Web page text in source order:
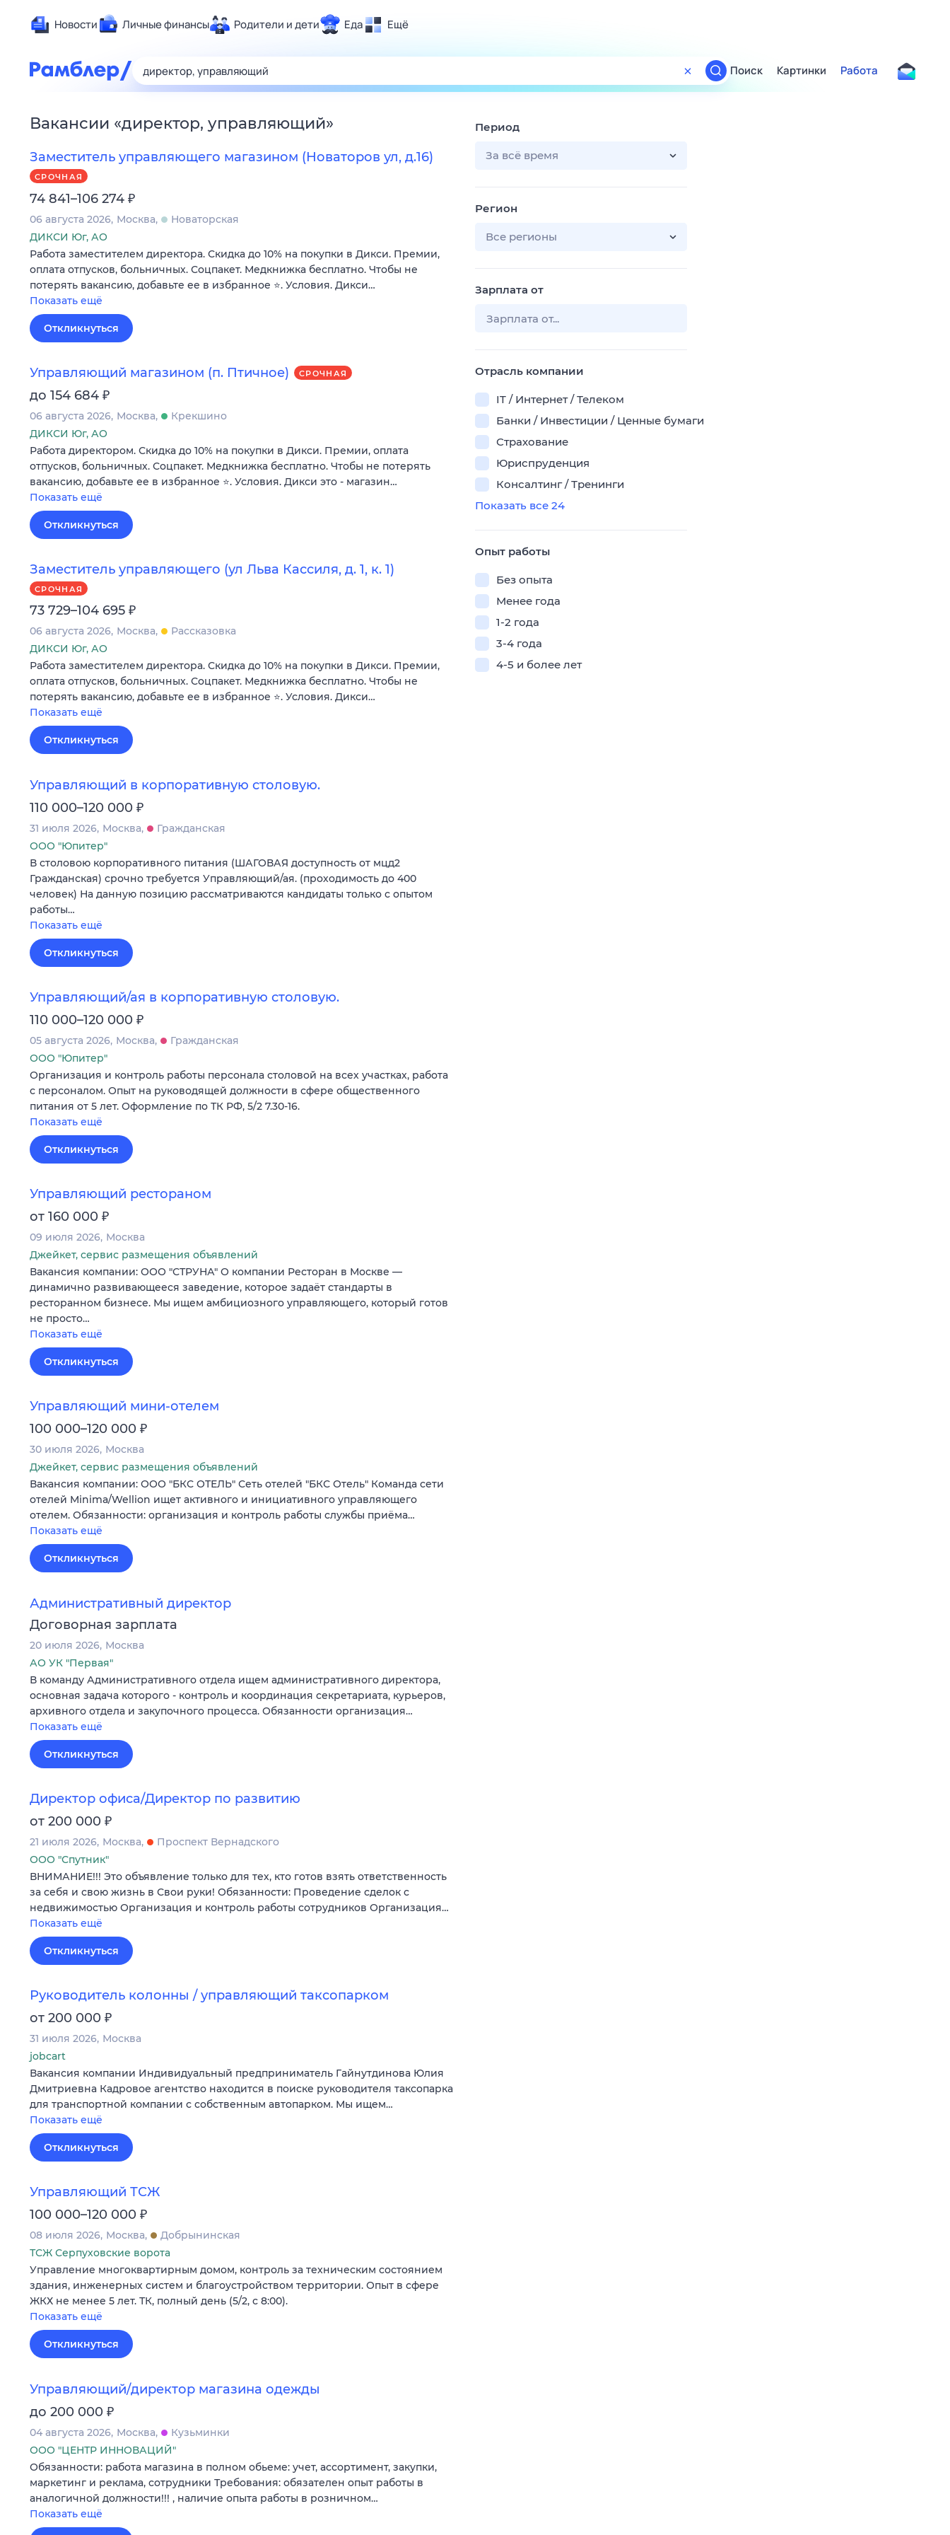
Новости Личные финансы Родители и дети Еда Ещё
Здоровье
Развлечения и отдых
Спорт
Карьера
Гороскопы
Поиск
ТВ-программа
Поиск Картинки Работа
Вакансии «директор, управляющий»
Заместитель управляющего магазином (Новаторов ул, д.16)
СРОЧНАЯ
74 841–106 274 ₽
06 августа 2026 Москва
Новаторская
ДИКСИ Юг, АО
Работа заместителем директора. Скидка до 10% на покупки в Дикси. Премии,
оплата отпусков, больничных. Соцпакет. Медкнижка бесплатно. Чтобы не
потерять вакансию, добавьте ее в избранное ⭐. Условия. Дикси…
Показать ещё
Откликнуться
Управляющий магазином (п. Птичное) СРОЧНАЯ
до 154 684 ₽
06 августа 2026 Москва
Крекшино
ДИКСИ Юг, АО
Работа директором. Скидка до 10% на покупки в Дикси. Премии, оплата
отпусков, больничных. Соцпакет. Медкнижка бесплатно. Чтобы не потерять
вакансию, добавьте ее в избранное ⭐. Условия. Дикси это - магазин…
Показать ещё
Откликнуться
Заместитель управляющего (ул Льва Кассиля, д. 1, к. 1)
СРОЧНАЯ
73 729–104 695 ₽
06 августа 2026 Москва
Рассказовка
ДИКСИ Юг, АО
Работа заместителем директора. Скидка до 10% на покупки в Дикси. Премии,
оплата отпусков, больничных. Соцпакет. Медкнижка бесплатно. Чтобы не
потерять вакансию, добавьте ее в избранное ⭐. Условия. Дикси…
Показать ещё
Откликнуться
Управляющий в корпоративную столовую.
110 000–120 000 ₽
31 июля 2026 Москва
Гражданская
ООО "Юпитер"
В столовою корпоративного питания (ШАГОВАЯ доступность от мцд2
Гражданская) срочно требуется Управляющий/ая. (проходимость до 400
человек) На данную позицию рассматриваются кандидаты только с опытом
работы…
Показать ещё
Откликнуться
Управляющий/ая в корпоративную столовую.
110 000–120 000 ₽
05 августа 2026 Москва
Гражданская
ООО "Юпитер"
Организация и контроль работы персонала столовой на всех участках, работа
с персоналом. Опыт на руководящей должности в сфере общественного
питания от 5 лет. Оформление по ТК РФ, 5/2 7.30-16.
Показать ещё
Откликнуться
Управляющий рестораном
от 160 000 ₽
09 июля 2026 Москва
Джейкет, сервис размещения объявлений
Вакансия компании: ООО "СТРУНА" О компании Ресторан в Москве —
динамично развивающееся заведение, которое задаёт стандарты в
ресторанном бизнесе. Мы ищем амбициозного управляющего, который готов
не просто…
Показать ещё
Откликнуться
Управляющий мини-отелем
100 000–120 000 ₽
30 июля 2026 Москва
Джейкет, сервис размещения объявлений
Вакансия компании: ООО "БКС ОТЕЛЬ" Сеть отелей "БКС Отель" Команда сети
отелей Minima/Wellion ищет активного и инициативного управляющего
отелем. Обязанности: организация и контроль работы службы приёма…
Показать ещё
Откликнуться
Административный директор
Договорная зарплата
20 июля 2026 Москва
АО УК "Первая"
В команду Административного отдела ищем административного директора,
основная задача которого - контроль и координация секретариата, курьеров,
архивного отдела и закупочного процесса. Обязанности организация…
Показать ещё
Откликнуться
Директор офиса/Директор по развитию
от 200 000 ₽
21 июля 2026 Москва
Проспект Вернадского
ООО "Спутник"
ВНИМАНИЕ!!! Это объявление только для тех, кто готов взять ответственность
за себя и свою жизнь в Свои руки! Обязанности: Проведение сделок с
недвижимостью Организация и контроль работы сотрудников Организация…
Показать ещё
Откликнуться
Руководитель колонны / управляющий таксопарком
от 200 000 ₽
31 июля 2026 Москва
jobcart
Вакансия компании Индивидуальный предприниматель Гайнутдинова Юлия
Дмитриевна Кадровое агентство находится в поиске руководителя таксопарка
для транспортной компании с собственным автопарком. Мы ищем…
Показать ещё
Откликнуться
Управляющий ТСЖ
100 000–120 000 ₽
08 июля 2026 Москва
Добрынинская
ТСЖ Серпуховские ворота
Управление многоквартирным домом, контроль за техническим состоянием
здания, инженерных систем и благоустройством территории. Опыт в сфере
ЖКХ не менее 5 лет. ТК, полный день (5/2, с 8:00).
Показать ещё
Откликнуться
Управляющий/директор магазина одежды
до 200 000 ₽
04 августа 2026 Москва
Кузьминки
ООО "ЦЕНТР ИННОВАЦИЙ"
Обязанности: работа магазина в полном обьеме: учет, ассортимент, закупки,
маркетинг и реклама, сотрудники Требования: обязателен опыт работы в
аналогичной должности!!! , наличие опыта работы в розничном…
Показать ещё
Период
За всё время
Регион
Все регионы
Зарплата от
Отрасль компании
IT / Интернет / Телеком
Банки / Инвестиции / Ценные бумаги
Страхование
Юриспруденция
Консалтинг / Тренинги
Показать все 24
Опыт работы
Без опыта
Менее года
1-2 года
3-4 года
4-5 и более лет